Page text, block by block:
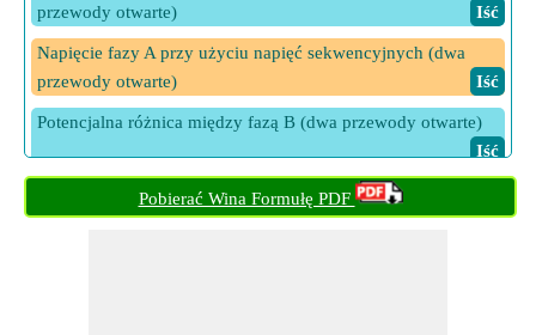
przewody otwarte)
​ Iść
Napięcie fazy A przy użyciu napięć sekwencyjnych (dwa
przewody otwarte)
​ Iść
Potencjalna różnica między fazą B (dwa przewody otwarte)
​ Iść
Potencjalna różnica między fazą C (dwa przewody otwarte)
​ Iść
Pobierać Wina Formułę PDF